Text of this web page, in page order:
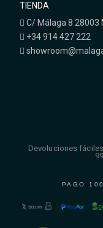
TIENDA
C/ Málaga 8 28003
+34 914 427 222
Devoluciones
PAGO